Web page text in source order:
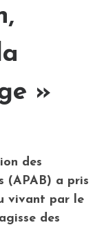
»
des
(APAB) a pris
vivant par le
des